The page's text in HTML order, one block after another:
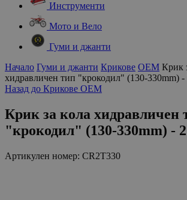
Инструменти
Мото и Вело
Гуми и джанти
Начало Гуми и джанти Крикове OEM Крик
хидравличен тип "крокодил" (130-330mm) -
Назад до Крикове OEM
Крик за кола хидравличен
"крокодил" (130-330mm) -
Артикулен номер: CR2T330